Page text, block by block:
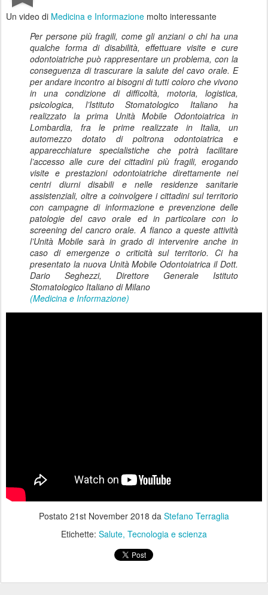
Un video di Medicina e Informazione molto interessante
Per persone più fragili, come gli anziani o chi ha una
qualche forma di disabilità, effettuare visite e cure
odontoiatriche può rappresentare un problema, con la
conseguenza di trascurare la salute del cavo orale. E
per andare incontro ai bisogni di tutti coloro che vivono
in una condizione di difficoltà, motoria, logistica,
psicologica, l’Istituto Stomatologico Italiano ha
realizzato la prima Unità Mobile Odontoiatrica in
Lombardia, fra le prime realizzate in Italia, un
automezzo dotato di poltrona odontoiatrica e
apparecchiature specialistiche che potrà facilitare
l’accesso alle cure dei cittadini più fragili, erogando
visite e prestazioni odontoiatriche direttamente nei
centri diurni disabili e nelle residenze sanitarie
assistenziali, oltre a coinvolgere i cittadini sul territorio
con campagne di informazione e prevenzione delle
patologie del cavo orale ed in particolare con lo
screening del cancro orale. A fianco a queste attività
l’Unità Mobile sarà in grado di intervenire anche in
caso di emergenze o criticità sul territorio. Ci ha
presentato la nuova Unità Mobile Odontoiatrica il Dott.
Dario Seghezzi, Direttore Generale Istituto
Stomatologico Italiano di Milano
(Medicina e Informazione)
Postato 21st November 2018 da Stefano Terraglia
Etichette: Salute Tecnologia e scienza